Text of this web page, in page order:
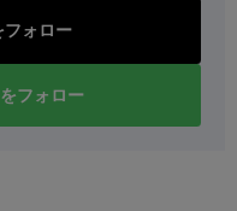
フォロー
フォロー